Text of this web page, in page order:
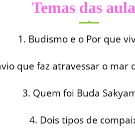
Temas das
1. Budismo e o Por que
que faz atravessar o mar
3. Quem foi Buda
4. Dois tipos de